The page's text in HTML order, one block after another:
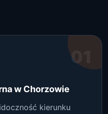
01
w Chorzowie
kierunku